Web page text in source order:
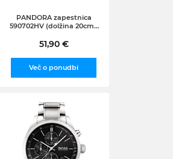
PANDORA zapestnica
590702HV (dolžina 20cm),
51,90 €
Več o ponudbi